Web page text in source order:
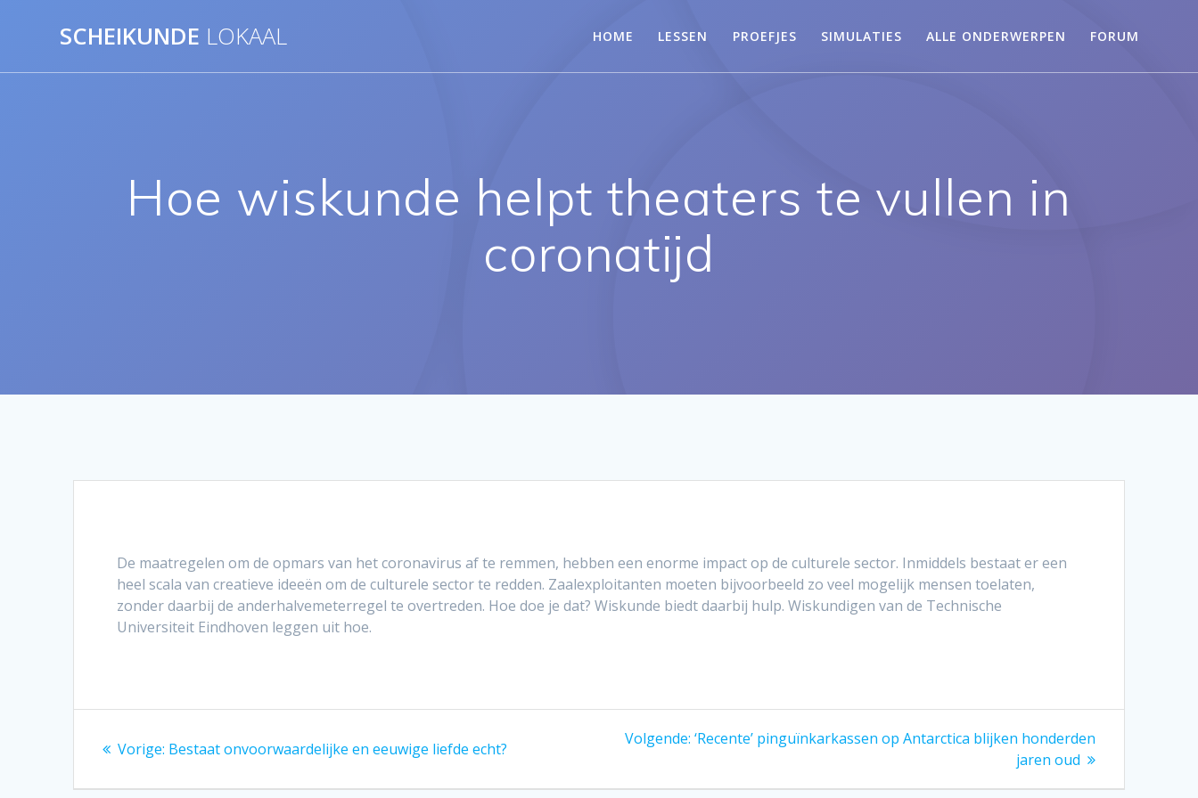
inhoud
SCHEIKUNDE LOKAAL HOME LESSEN PROEFJES SIMULATIES ALLE ONDERWERPEN FORUM
Hoe wiskunde helpt theaters te vullen in
coronatijd
De maatregelen om de opmars van het coronavirus af te remmen, hebben een enorme impact op de culturele sector. Inmiddels bestaat er een
heel scala van creatieve ideeën om de culturele sector te redden. Zaalexploitanten moeten bijvoorbeeld zo veel mogelijk mensen toelaten,
zonder daarbij de anderhalvemeterregel te overtreden. Hoe doe je dat? Wiskunde biedt daarbij hulp. Wiskundigen van de Technische
Universiteit Eindhoven leggen uit hoe.
navigatie
Vorige: Vorig
Bestaat onvoorwaardelijke en eeuwige liefde echt?
Volgende: Volgend
‘Recente’ pinguïnkarkassen op Antarctica blijken honderden
jaren oud